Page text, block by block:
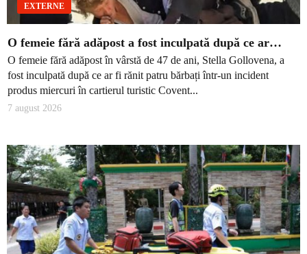
EXTERNE
O femeie fără adăpost a fost inculpată după ce ar…
O femeie fără adăpost în vârstă de 47 de ani, Stella Gollovena, a
fost inculpată după ce ar fi rănit patru bărbați într-un incident
produs miercuri în cartierul turistic Covent...
7 august 2026